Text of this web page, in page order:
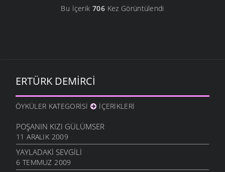
Bu İçerik 706Kez Görüntülendi
ERTÜRK DEMIRCI
ÖYKÜLER KATEGORISI İÇERIKLERI
POŞANIN KIZI GÜLÜMSER
11 ARALIK 2009
YAYLADAKI SEVGILI
6 TEMMUZ 2009